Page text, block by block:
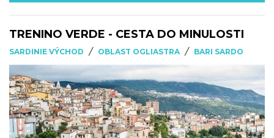
TRENINO VERDE - CESTA DO MINULOSTI
SARDINIE VÝCHOD / OBLAST OGLIASTRA / BARI SARDO